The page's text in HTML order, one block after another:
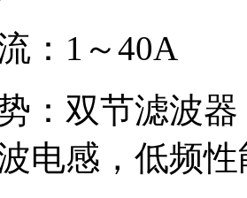
：1～40A
：双节滤波
电感，低频